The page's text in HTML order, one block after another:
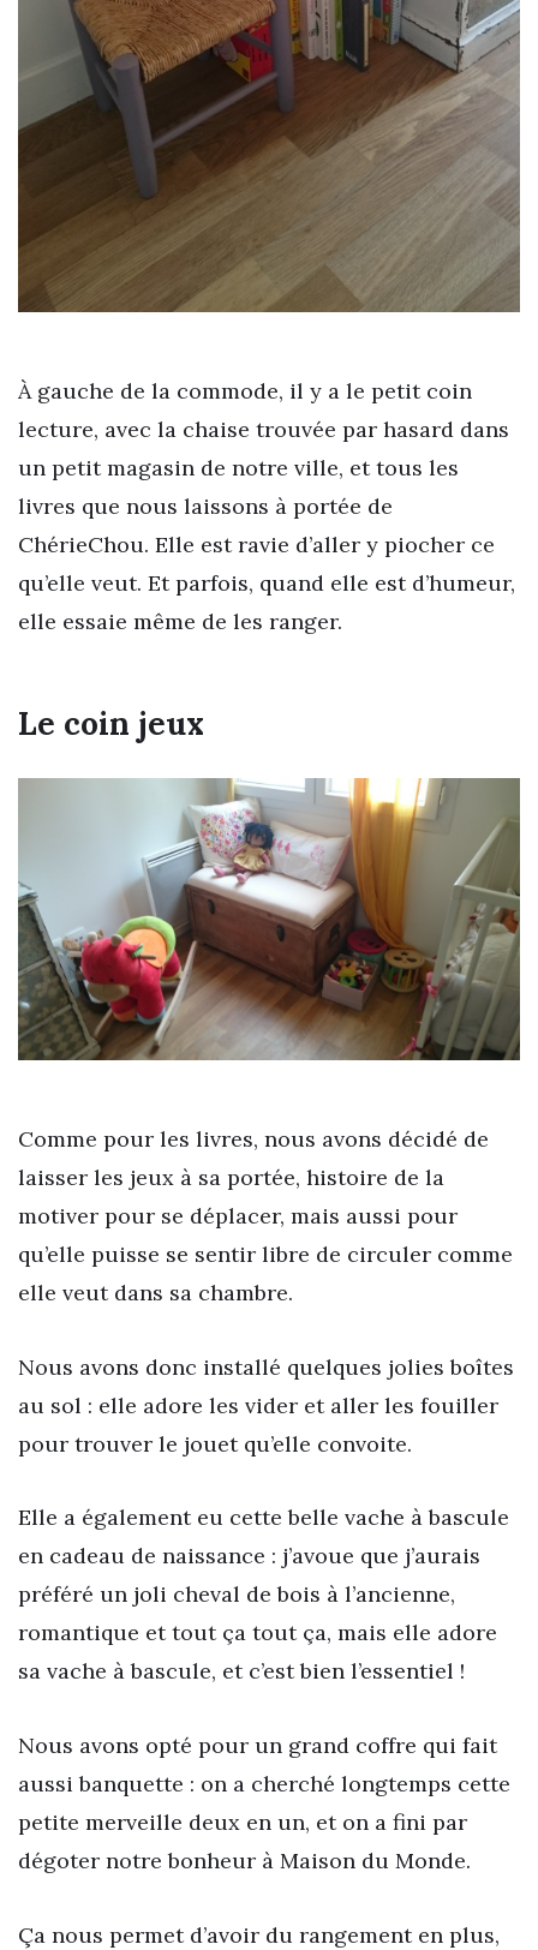
À gauche de la commode, il y a le petit coin
lecture, avec la chaise trouvée par hasard dans
un petit magasin de notre ville, et tous les
livres que nous laissons à portée de
ChérieChou. Elle est ravie d’aller y piocher ce
qu’elle veut. Et parfois, quand elle est d’humeur,
elle essaie même de les ranger.
Le coin jeux
Comme pour les livres, nous avons décidé de
laisser les jeux à sa portée, histoire de la
motiver pour se déplacer, mais aussi pour
qu’elle puisse se sentir libre de circuler comme
elle veut dans sa chambre.
Nous avons donc installé quelques jolies boîtes
au sol : elle adore les vider et aller les fouiller
pour trouver le jouet qu’elle convoite.
Elle a également eu cette belle vache à bascule
en cadeau de naissance : j’avoue que j’aurais
préféré un joli cheval de bois à l’ancienne,
romantique et tout ça tout ça, mais elle adore
sa vache à bascule, et c’est bien l’essentiel !
Nous avons opté pour un grand coffre qui fait
aussi banquette : on a cherché longtemps cette
petite merveille deux en un, et on a fini par
dégoter notre bonheur à Maison du Monde.
Ça nous permet d’avoir du rangement en plus,